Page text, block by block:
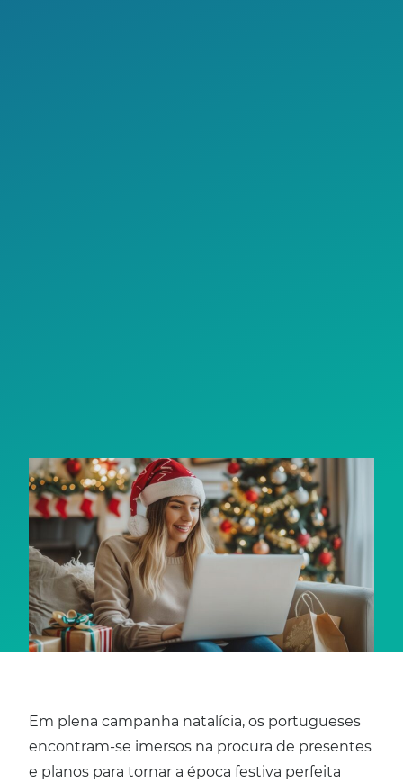
Em plena campanha natalícia, os portugueses
encontram-se imersos na procura de presentes
e planos para tornar a época festiva perfeita